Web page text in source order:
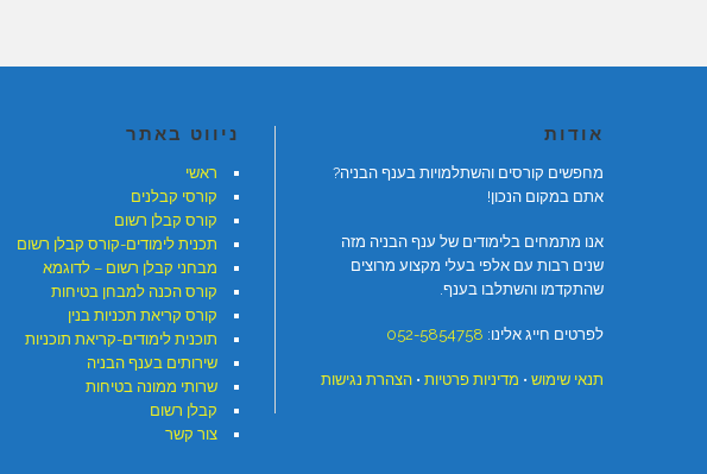
אודות
מחפשים קורסים והשתלמויות בענף הבניה?
אתם במקום הנכון!
אנו מתמחים בלימודים של ענף הבניה מזה
שנים רבות עם אלפי בעלי מקצוע מרוצים
שהתקדמו והשתלבו בענף.
לפרטים חייג אלינו: 052-5854758
תנאי שימוש • מדיניות פרטיות • הצהרת נגישות
ניווט באתר
ראשי
קורסי קבלנים
קורס קבלן רשום
תכנית לימודים-קורס קבלן רשום
מבחני קבלן רשום – לדוגמא
קורס הכנה למבחן בטיחות
קורס קריאת תכניות בנין
תוכנית לימודים-קריאת תוכניות
שירותים בענף הבניה
שרותי ממונה בטיחות
קבלן רשום
צור קשר